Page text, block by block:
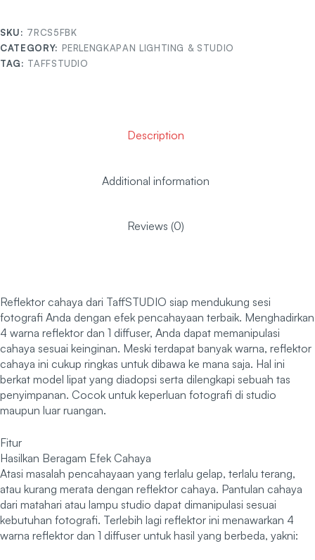
SKU: 7RCS5FBK
CATEGORY: PERLENGKAPAN LIGHTING & STUDIO
TAG: TAFFSTUDIO
Description
Additional information
Reviews (0)
Reflektor cahaya dari TaffSTUDIO siap mendukung sesi
fotografi Anda dengan efek pencahayaan terbaik. Menghadirkan
4 warna reflektor dan 1 diffuser, Anda dapat memanipulasi
cahaya sesuai keinginan. Meski terdapat banyak warna, reflektor
cahaya ini cukup ringkas untuk dibawa ke mana saja. Hal ini
berkat model lipat yang diadopsi serta dilengkapi sebuah tas
penyimpanan. Cocok untuk keperluan fotografi di studio
maupun luar ruangan.
Fitur
Hasilkan Beragam Efek Cahaya
Atasi masalah pencahayaan yang terlalu gelap, terlalu terang,
atau kurang merata dengan reflektor cahaya. Pantulan cahaya
dari matahari atau lampu studio dapat dimanipulasi sesuai
kebutuhan fotografi. Terlebih lagi reflektor ini menawarkan 4
warna reflektor dan 1 diffuser untuk hasil yang berbeda, yakni: